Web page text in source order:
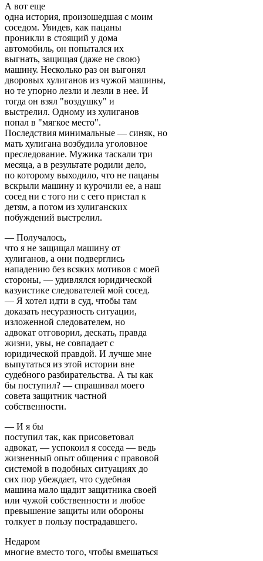
А вот еще
одна история, произошедшая с моим
соседом. Увидев, как пацаны
проникли в стоящий у дома
автомобиль, он попытался их
выгнать, защищая (даже не свою)
машину. Несколько раз он выгонял
дворовых хулиганов из чужой машины,
но те упорно лезли и лезли в нее. И
тогда он взял "воздушку" и
выстрелил. Одному из хулиганов
попал в "мягкое место".
Последствия минимальные — синяк, но
мать хулигана возбудила уголовное
преследование. Мужика таскали три
месяца, а в результате родили дело,
по которому выходило, что не пацаны
вскрыли машину и курочили ее, а наш
сосед ни с того ни с сего пристал к
детям, а потом из хулиганских
побуждений выстрелил.
— Получалось,
что я не защищал машину от
хулиганов, а они подверглись
нападению без всяких мотивов с моей
стороны, — удивлялся юридической
казуистике следователей мой сосед.
— Я хотел идти в суд, чтобы там
доказать несуразность ситуации,
изложенной следователем, но
адвокат отговорил, дескать, правда
жизни, увы, не совпадает с
юридической правдой. И лучше мне
выпутаться из этой истории вне
судебного разбирательства. А ты как
бы поступил? — спрашивал моего
совета защитник частной
собственности.
— И я бы
поступил так, как присоветовал
адвокат, — успокоил я соседа — ведь
жизненный опыт общения с правовой
системой в подобных ситуациях до
сих пор убеждает, что судебная
машина мало щадит защитника своей
или чужой собственности и любое
превышение защиты или обороны
толкует в пользу пострадавшего.
Недаром
многие вместо того, чтобы вмешаться